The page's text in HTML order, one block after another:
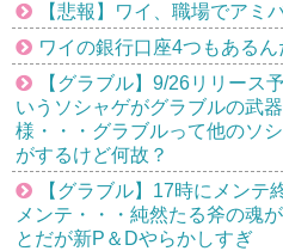
【悲報】ワイ、職場でアミ
ワイの銀行口座4つもあるん
【グラブル】9/26リリース
いうソシャゲがグラブルの武
様・・・グラブルって他のソ
がするけど何故？
【グラブル】17時にメン
メンテ・・・純然たる斧の魂
とだが新P＆Dやらかしすぎ